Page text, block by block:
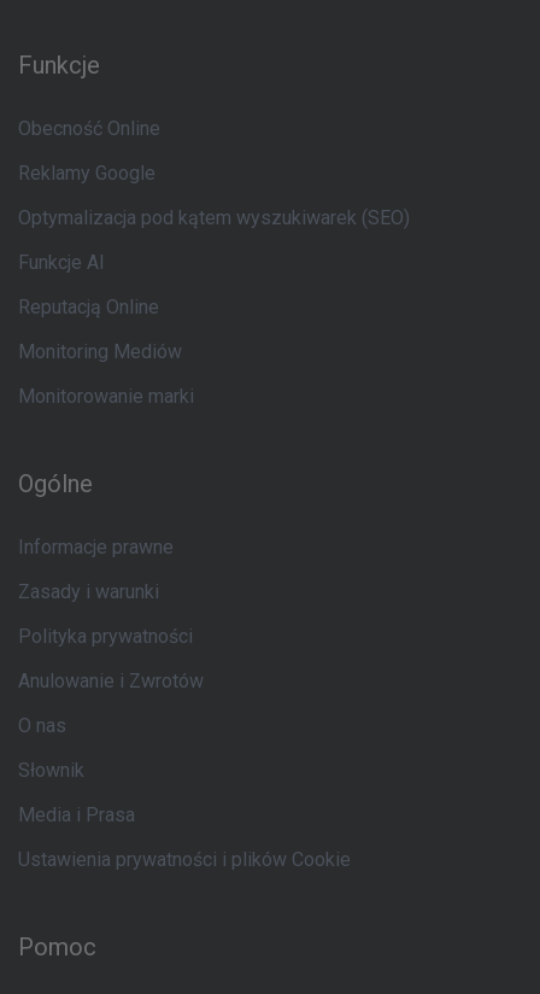
Funkcje
Obecność Online
Reklamy Google
Optymalizacja pod kątem wyszukiwarek (SEO)
Funkcje AI
Reputacją Online
Monitoring Mediów
Monitorowanie marki
Ogólne
Informacje prawne
Zasady i warunki
Polityka prywatności
Anulowanie i Zwrotów
O nas
Słownik
Media i Prasa
Ustawienia prywatności i plików Cookie
Pomoc